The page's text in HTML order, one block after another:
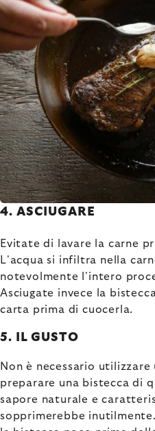
4. ASCIUGARE
Evitate di lavare la carne
L'acqua si infiltra nella
notevolmente l'intero
Asciugate invece la
carta prima di cuocerla.
5. IL GUSTO
Non è necessario
preparare una bistecca di
sapore naturale e
sopprimerebbe